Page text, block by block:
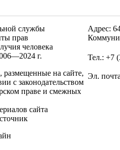
службы
прав
человека
г.
размещенные на сайте,
с законодательством
праве и смежных
сайта
Адрес:
Тел.: +7
Эл.